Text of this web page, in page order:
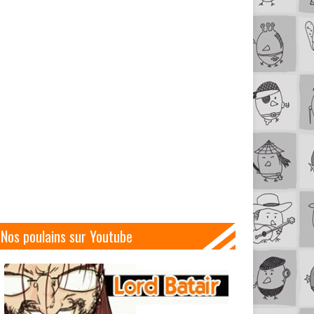
Nos poulains sur Youtube